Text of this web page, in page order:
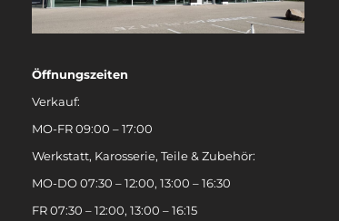
Öffnungszeiten
Verkauf:
MO-FR 09:00 – 17:00
Werkstatt, Karosserie, Teile & Zubehör:
MO-DO 07:30 – 12:00, 13:00 – 16:30
FR 07:30 – 12:00, 13:00 – 16:15